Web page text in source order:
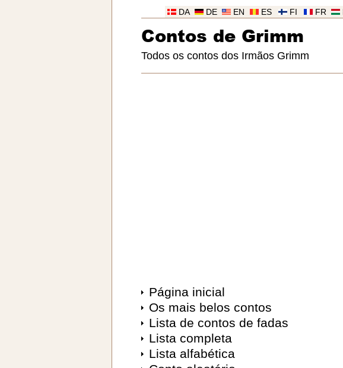
FR
FI
ES
EN
DE
DA
Contos de Grimm
Todos os contos dos Irmãos Grimm
Página inicial
Os mais belos contos
Lista de contos de fadas
Lista completa
Lista alfabética